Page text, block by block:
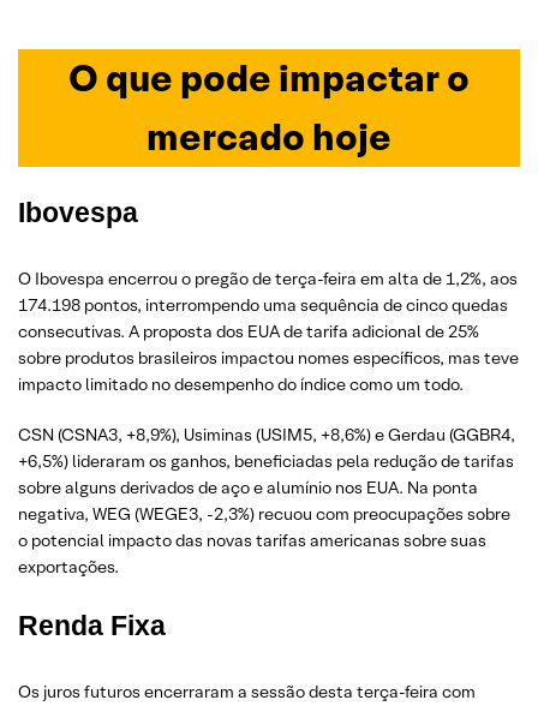
O que pode impactar o
mercado hoje
Ibovespa
O Ibovespa encerrou o pregão de terça-feira em alta de 1,2%, aos
174.198 pontos, interrompendo uma sequência de cinco quedas
consecutivas. A proposta dos EUA de tarifa adicional de 25%
sobre produtos brasileiros impactou nomes específicos, mas teve
impacto limitado no desempenho do índice como um todo.
CSN (CSNA3, +8,9%), Usiminas (USIM5, +8,6%) e Gerdau (GGBR4,
+6,5%) lideraram os ganhos, beneficiadas pela redução de tarifas
sobre alguns derivados de aço e alumínio nos EUA. Na ponta
negativa, WEG (WEGE3, -2,3%) recuou com preocupações sobre
o potencial impacto das novas tarifas americanas sobre suas
exportações.
Renda Fixa
Os juros futuros encerraram a sessão desta terça-feira com